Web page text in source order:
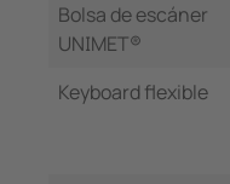
Bolsa de escáner
UNIMET®
Keyboard flexible